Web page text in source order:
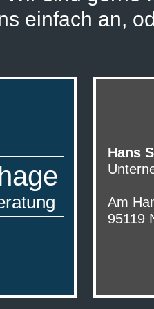
einfach an,
Hans
Am
95119